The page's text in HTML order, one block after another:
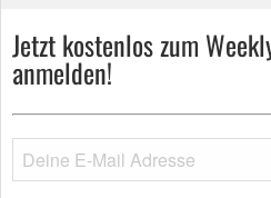
Jetzt kostenlos zum
anmelden!